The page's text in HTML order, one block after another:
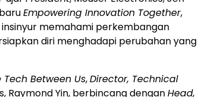
Empowering Innovation Together,
memahami perkembangan
diri menghadapi perubahan yang
Tech Between Us,Director, Technical
Raymond Yin, berbincang denganHead,